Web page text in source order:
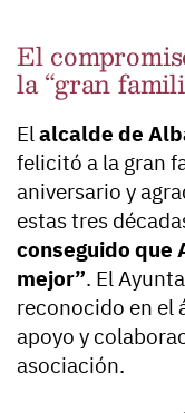
El
la “gran
Elalcalde de
felicitó a la gran
aniversario y
estas tres
conseguido que
mejor”. El
reconocido en el
apoyo y
asociación.